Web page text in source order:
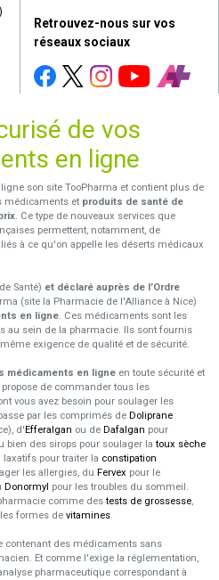
Retrouvez-nous sur vos
réseaux sociaux
de vos
en ligne
son site TooPharma et contient plus de
médicaments et produits de santé de
. Ce type de nouveaux services que
permettent, notamment, de
à ce qu'on appelle les déserts médicaux
Santé) et déclaré auprès de l’Ordre
(site la Pharmacie de l'Alliance à Nice)
en ligne. Ces médicaments sont les
au sein de la pharmacie. Ils sont fournis
exigence de qualité et de sécurité.
médicaments en ligne en toute sécurité et
de commander tous les
vous avez besoin pour soulager les
par les comprimés de Doliprane
d'Efferalgan ou de Dafalgan pour
bien des sirops pour soulager latoux sèche
laxatifs pour traiter la constipation
les allergies, du Fervex pour le
Donormyl pour les troubles du sommeil.
comme destests de grossesse,
formes de vitamines.
contenant des médicaments sans
Et comme l'exige la réglementation,
pharmaceutique correspondant à